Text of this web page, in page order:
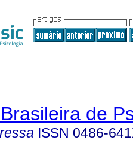
de
ISSN 0486-